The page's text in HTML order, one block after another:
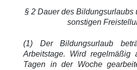
§ 2 Dauer des Bildungsurlaubs
sonstigen
(1) Der Bildungsurlaub
Arbeitstage. Wird regelmäßig
Tagen in der Woche